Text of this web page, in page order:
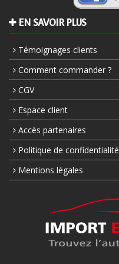
EN SAVOIR PLUS
Témoignages clients
Comment commander ?
CGV
Espace client
Accès partenaires
Politique de confidentialité
Mentions légales